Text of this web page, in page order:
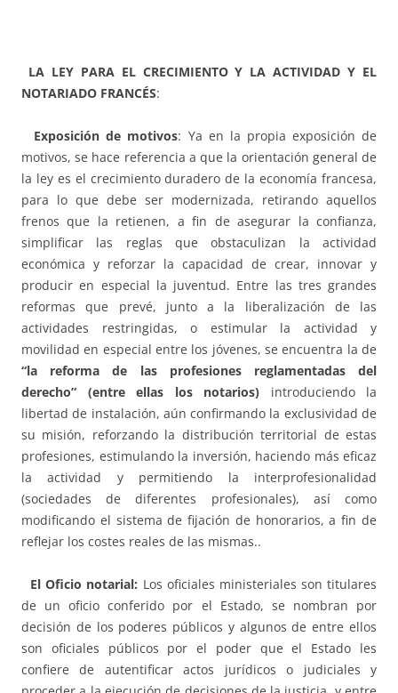
LA LEY PARA EL CRECIMIENTO Y LA ACTIVIDAD Y EL
NOTARIADO FRANCÉS:
Exposición de motivos: Ya en la propia exposición de
motivos, se hace referencia a que la orientación general de
la ley es el crecimiento duradero de la economía francesa,
para lo que debe ser modernizada, retirando aquellos
frenos que la retienen, a fin de asegurar la confianza,
simplificar las reglas que obstaculizan la actividad
económica y reforzar la capacidad de crear, innovar y
producir en especial la juventud. Entre las tres grandes
reformas que prevé, junto a la liberalización de las
actividades restringidas, o estimular la actividad y
movilidad en especial entre los jóvenes, se encuentra la de
“la reforma de las profesiones reglamentadas del
derecho” (entre ellas los notarios) introduciendo la
libertad de instalación, aún confirmando la exclusividad de
su misión, reforzando la distribución territorial de estas
profesiones, estimulando la inversión, haciendo más eficaz
la actividad y permitiendo la interprofesionalidad
(sociedades de diferentes profesionales), así como
modificando el sistema de fijación de honorarios, a fin de
reflejar los costes reales de las mismas..
El Oficio notarial: Los oficiales ministeriales son titulares
de un oficio conferido por el Estado, se nombran por
decisión de los poderes públicos y algunos de entre ellos
son oficiales públicos por el poder que el Estado les
confiere de autentificar actos jurídicos o judiciales y